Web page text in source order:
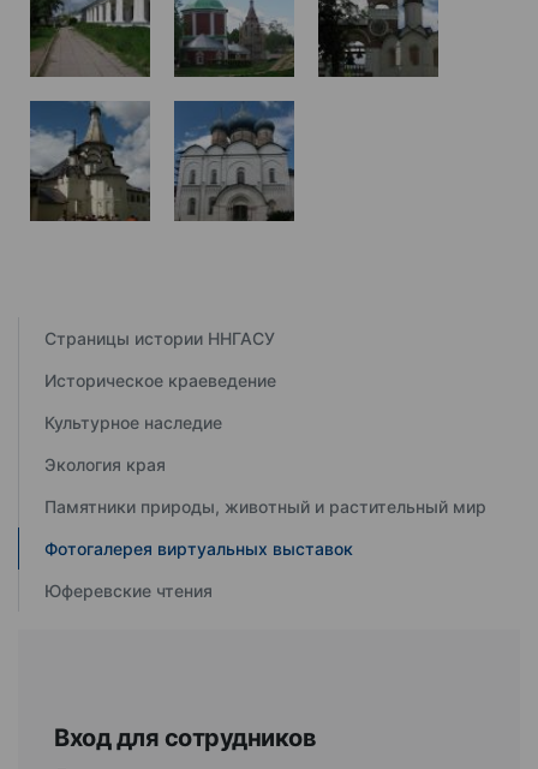
Страницы истории ННГАСУ
Историческое краеведение
Культурное наследие
Экология края
Памятники природы, животный и растительный мир
Фотогалерея виртуальных выставок
Юферевские чтения
Вход для сотрудников